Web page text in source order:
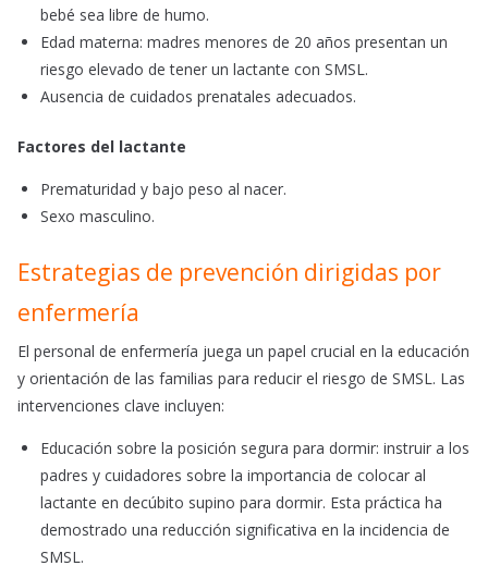
bebé sea libre de humo. ​
Edad materna: madres menores de 20 años presentan un
riesgo elevado de tener un lactante con SMSL.​
Ausencia de cuidados prenatales adecuados.
Factores del lactante
Prematuridad y bajo peso al nacer.
Sexo masculino.
Estrategias de prevención dirigidas por
enfermería
El personal de enfermería juega un papel crucial en la educación
y orientación de las familias para reducir el riesgo de SMSL. Las
intervenciones clave incluyen:
Educación sobre la posición segura para dormir: instruir a los
padres y cuidadores sobre la importancia de colocar al
lactante en decúbito supino para dormir. Esta práctica ha
demostrado una reducción significativa en la incidencia de
SMSL.